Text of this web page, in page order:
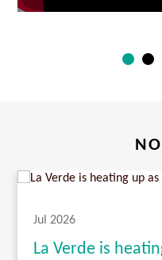
Jul 2026
La Verde is